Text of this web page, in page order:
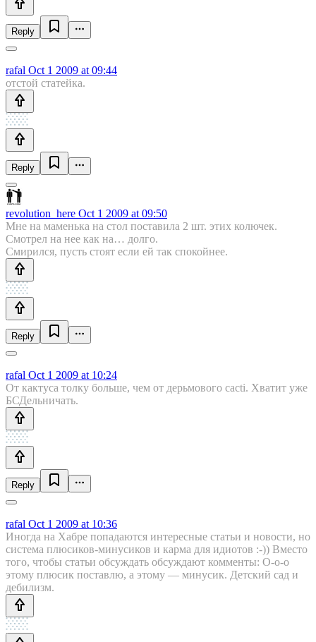
Reply
rafal Oct 1 2009 at 09:44
отстой статейка.
Reply
revolution_here Oct 1 2009 at 09:50
Мне на маменька на стол поставила 2 шт. этих колючек.
Смотрел на нее как на… долго.
Смирился, пусть стоят если ей так спокойнее.
Reply
rafal Oct 1 2009 at 10:24
От кактуса толку больше, чем от дерьмового cacti. Хватит уже
БСДельничать.
Reply
rafal Oct 1 2009 at 10:36
Иногда на Хабре попадаются интересные статьи и новости, но
система плюсиков-минусиков и карма для идиотов :-)) Вместо
того, чтобы статьи обсуждать обсуждают комменты: О-о-о
этому плюсик поставлю, а этому — минусик. Детский сад и
дебилизм.